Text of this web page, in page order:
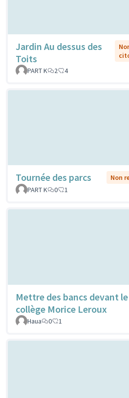
Jardin Au dessus des
Toits
PART K
2 4
Tournée des parcs
Non
PART K
0 1
Mettre des bancs devant le
collège Morice Leroux
Haua
0 1